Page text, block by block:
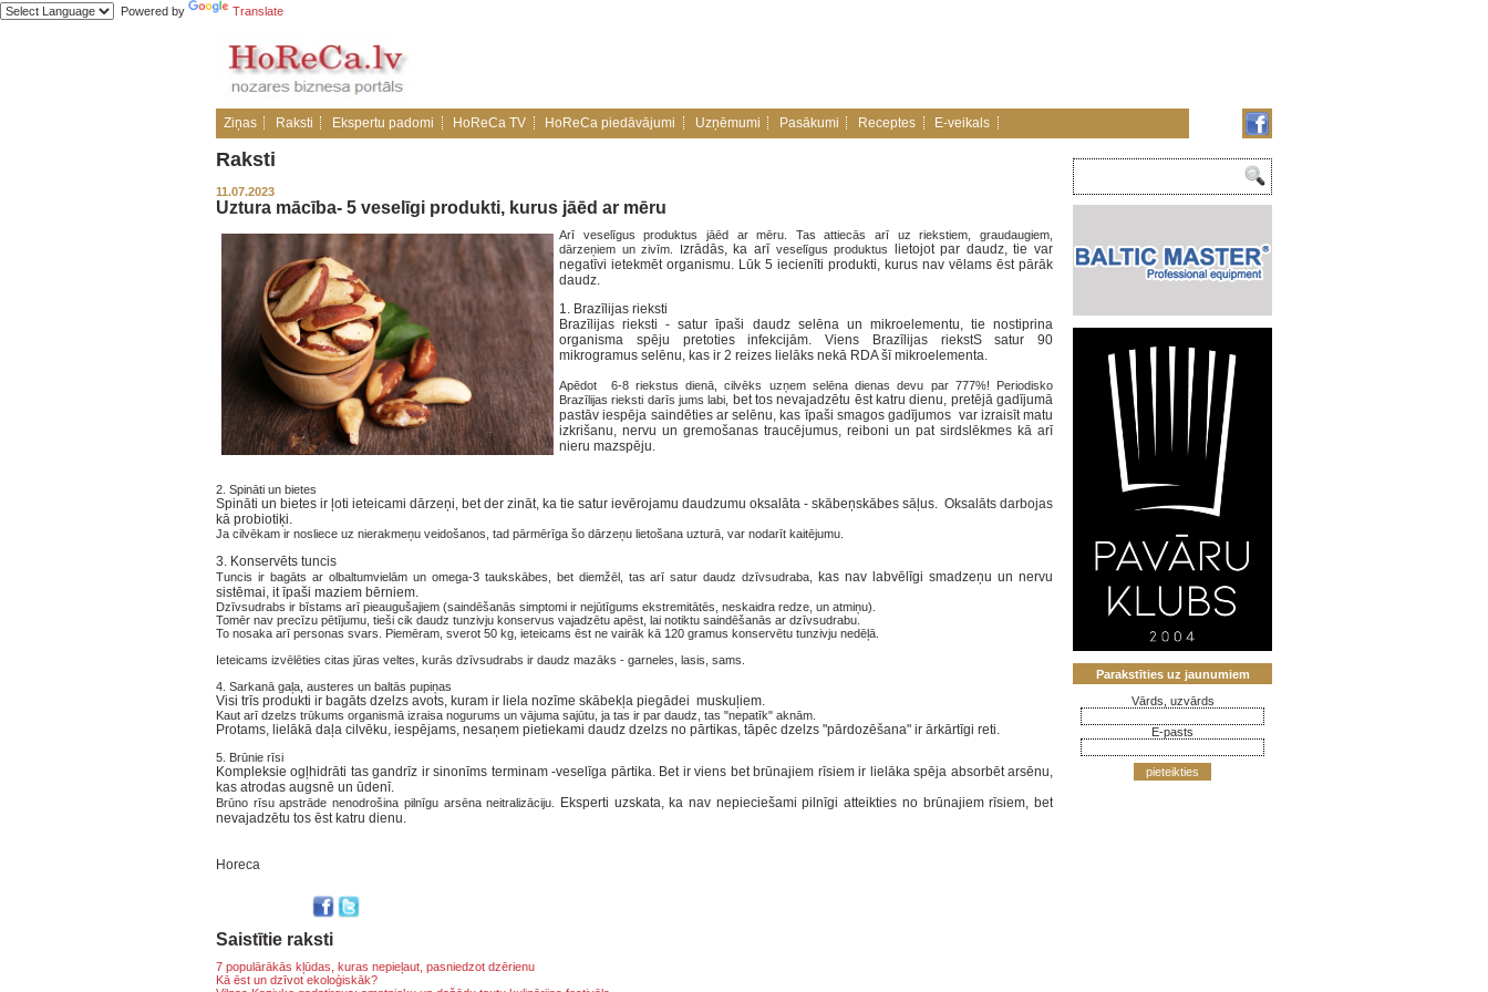
Powered by Translate
Ziņas Raksti Ekspertu padomi HoReCa TV HoReCa piedāvājumi Uzņēmumi Pasākumi Receptes E-veikals
Raksti
11.07.2023
Uztura mācība- 5 veselīgi produkti, kurus jāēd ar mēru
Arī veselīgus produktus jāēd ar mēru. Tas attiecās arī uz riekstiem, graudaugiem,
dārzeņiem un zivīm. Izrādās, ka arī veselīgus produktus
lietojot par daudz, tie var
negatīvi ietekmēt organismu. Lūk 5 iecienīti produkti, kurus nav vēlams ēst pārāk
daudz.
1. Brazīlijas rieksti
Brazīlijas rieksti - satur īpaši daudz selēna un mikroelementu, tie nostiprina
organisma spēju pretoties infekcijām. Viens Brazīlijas riekstS satur 90
mikrogramus selēnu, kas ir 2 reizes lielāks nekā RDA šī mikroelementa.
Apēdot 6-8 riekstus dienā, cilvēks uzņem selēna dienas devu par 777%! Periodisko
Brazīlijas rieksti darīs jums labi,
bet tos nevajadzētu ēst katru dienu, pretējā gadījumā
pastāv iespēja saindēties ar selēnu, kas īpaši smagos gadījumos var izraisīt matu
izkrišanu, nervu un gremošanas traucējumus, reiboni un pat sirdslēkmes kā arī
nieru mazspēju.
2. Spināti un bietes
Spināti un bietes ir ļoti ieteicami dārzeņi, bet der zināt, ka tie satur ievērojamu daudzumu oksalāta - skābeņskābes sāļus. Oksalāts darbojas
kā probiotiķi.
Ja cilvēkam ir nosliece uz nierakmeņu veidošanos, tad pārmērīga šo dārzeņu lietošana uzturā, var nodarīt kaitējumu.
3. Konservēts tuncis
Tuncis ir bagāts ar olbaltumvielām un omega-3 taukskābes, bet diemžēl, tas arī satur daudz dzīvsudraba,
kas nav labvēlīgi smadzeņu un nervu
sistēmai, it īpaši maziem bērniem.
Dzīvsudrabs ir bīstams arī pieaugušajiem (saindēšanās simptomi ir nejūtīgums ekstremitātēs, neskaidra redze, un atmiņu).
Tomēr nav precīzu pētījumu, tieši cik daudz tunzivju konservus vajadzētu apēst, lai notiktu saindēšanās ar dzīvsudrabu.
To nosaka arī personas svars. Piemēram, sverot 50 kg, ieteicams ēst ne vairāk kā 120 gramus konservētu tunzivju nedēļā.
Ieteicams izvēlēties citas jūras veltes, kurās dzīvsudrabs ir daudz mazāks - garneles, lasis, sams.
4. Sarkanā gaļa, austeres un baltās pupiņas
Visi trīs produkti ir bagāts dzelzs avots, kuram ir liela nozīme skābekļa piegādei muskuļiem.
Kaut arī dzelzs trūkums organismā izraisa nogurums un vājuma sajūtu, ja tas ir par daudz, tas "nepatīk" aknām.
Protams, lielākā daļa cilvēku, iespējams, nesaņem pietiekami daudz dzelzs no pārtikas, tāpēc dzelzs "pārdozēšana" ir ārkārtīgi reti.
5. Brūnie rīsi
Kompleksie ogļhidrāti tas gandrīz ir sinonīms terminam -veselīga pārtika. Bet ir viens bet brūnajiem rīsiem ir lielāka spēja absorbēt arsēnu,
kas atrodas augsnē un ūdenī.
Brūno rīsu apstrāde nenodrošina pilnīgu arsēna neitralizāciju.
Eksperti uzskata, ka nav nepieciešami pilnīgi atteikties no brūnajiem rīsiem, bet
nevajadzētu tos ēst katru dienu.
Horeca
Saistītie raksti
7 populārākās kļūdas, kuras nepieļaut, pasniedzot dzērienu
Kā ēst un dzīvot ekoloģiskāk?
Parakstīties uz jaunumiem
Vārds, uzvārds
E-pasts
pieteikties